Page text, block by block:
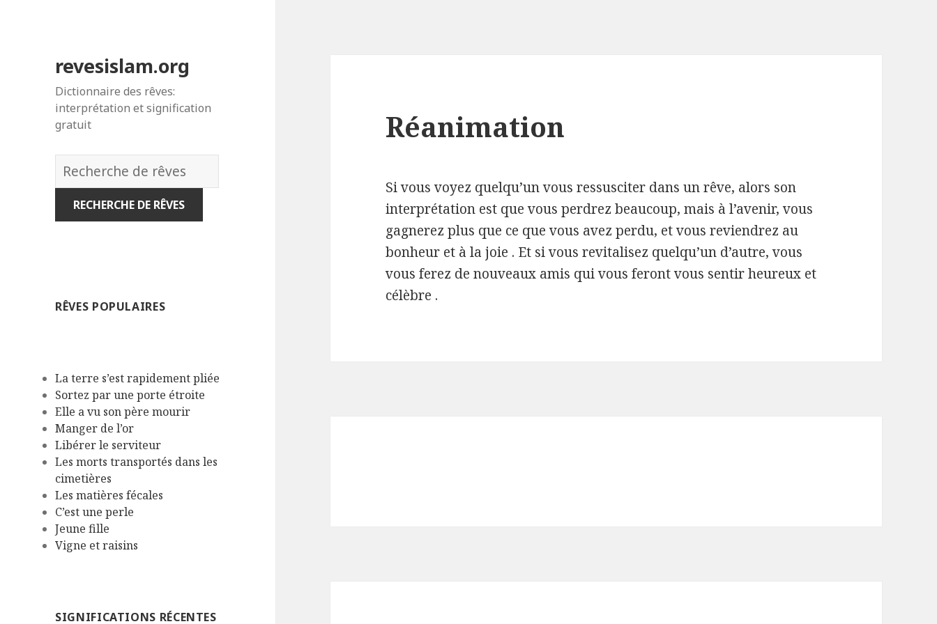
revesislam.org
Dictionnaire des rêves:
interprétation et signification
gratuit
Dictionnaire
des
rêves:
RÊVES POPULAIRES
La terre s’est rapidement pliée
Sortez par une porte étroite
Elle a vu son père mourir
Manger de l’or
Libérer le serviteur
Les morts transportés dans les
cimetières
Les matières fécales
C’est une perle
Jeune fille
Vigne et raisins
SIGNIFICATIONS RÉCENTES
Réanimation
Si vous voyez quelqu’un vous ressusciter dans un rêve, alors son
interprétation est que vous perdrez beaucoup, mais à l’avenir, vous
gagnerez plus que ce que vous avez perdu, et vous reviendrez au
bonheur et à la joie . Et si vous revitalisez quelqu’un d’autre, vous
vous ferez de nouveaux amis qui vous feront vous sentir heureux et
célèbre .